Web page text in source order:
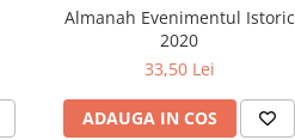
Almanah Evenimentul Istoric
2020
33,50 Lei
ADAUGA IN COS